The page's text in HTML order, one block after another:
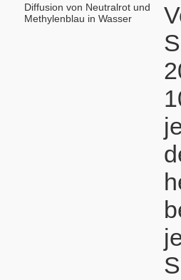
Diffusion von Neutralrot und
Methylenblau in Wasser